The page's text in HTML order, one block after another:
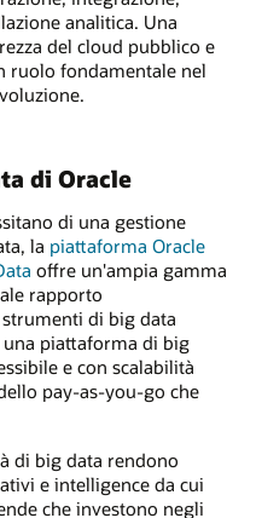
analitica. Una
del cloud pubblico e
ruolo fondamentale nel
di Oracle
di una gestione
la piattaforma Oracle
offre un'ampia gamma
rapporto
di big data
piattaforma di big
e con scalabilità
pay-as-you-go che
di big data rendono
e intelligence da cui
che investono negli